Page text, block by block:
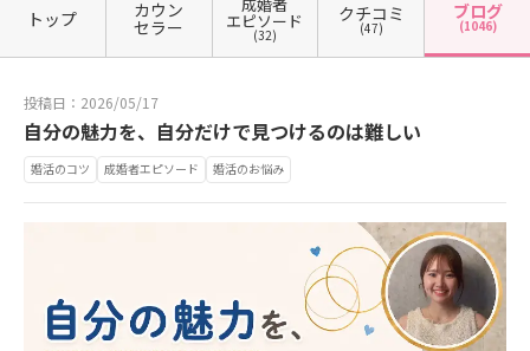
トップ カウン
セラー エピソード
(32)
クチコミ
(47)
ブログ
(1046)
投稿日：2026/05/17
自分の魅力を、自分だけで見つけるのは難しい
婚活のコツ 成婚者エピソード 婚活のお悩み